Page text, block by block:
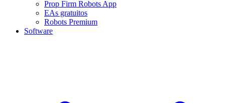
Prop Firm Robots App
EAs gratuitos
Robots Premium
Software